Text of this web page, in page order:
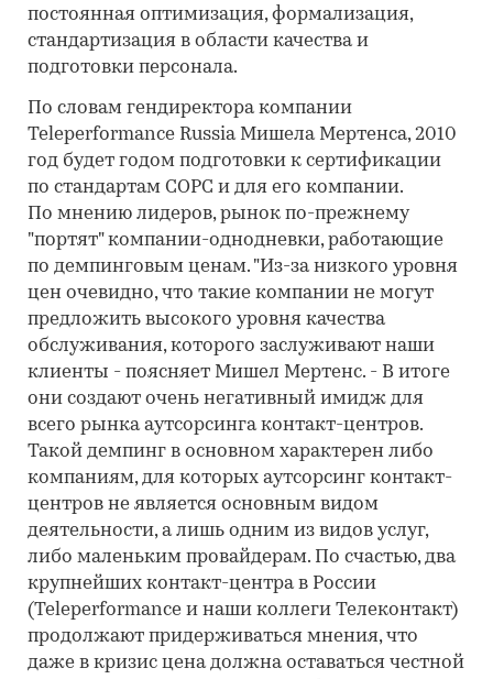
постоянная оптимизация, формализация,
стандартизация в области качества и
подготовки персонала.
По словам гендиректора компании
Teleperformance Russia Мишела Мертенса, 2010
год будет годом подготовки к сертификации
по стандартам СОРС и для его компании.
По мнению лидеров, рынок по-прежнему
"портят" компании-однодневки, работающие
по демпинговым ценам. "Из-за низкого уровня
цен очевидно, что такие компании не могут
предложить высокого уровня качества
обслуживания, которого заслуживают наши
клиенты - поясняет Мишел Мертенс. - В итоге
они создают очень негативный имидж для
всего рынка аутсорсинга контакт-центров.
Такой демпинг в основном характерен либо
компаниям, для которых аутсорсинг контакт-
центров не является основным видом
деятельности, а лишь одним из видов услуг,
либо маленьким провайдерам. По счастью, два
крупнейших контакт-центра в России
(Teleperformance и наши коллеги Телеконтакт)
продолжают придерживаться мнения, что
даже в кризис цена должна оставаться честной